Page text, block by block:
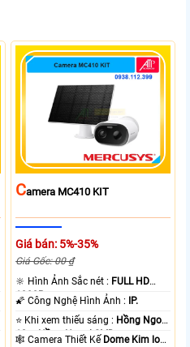
CAmera MC410 KIT
Giá bán: 5%-35%
Giá Gốc: 00 ₫
🔆 Hình Ảnh Sắc nét : FULL HD
1080P .
🌠 Công Nghệ Hình Ảnh :
IP.
⭐ Khi xem thiếu sáng : Hồng Ngoại
10m Hồng Ngoại SMD.
🕸️ Camera Thiết Kế Dome Kim loại